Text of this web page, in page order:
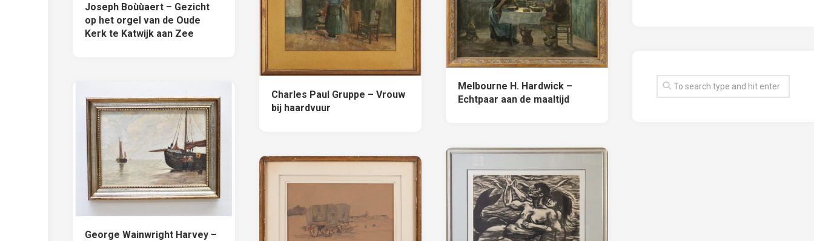
Joseph Boùùaert – Gezicht
op het orgel van de Oude
Kerk te Katwijk aan Zee
Charles Paul Gruppe – Vrouw
bij haardvuur
Melbourne H. Hardwick –
Echtpaar aan de maaltijd
George Wainwright Harvey –